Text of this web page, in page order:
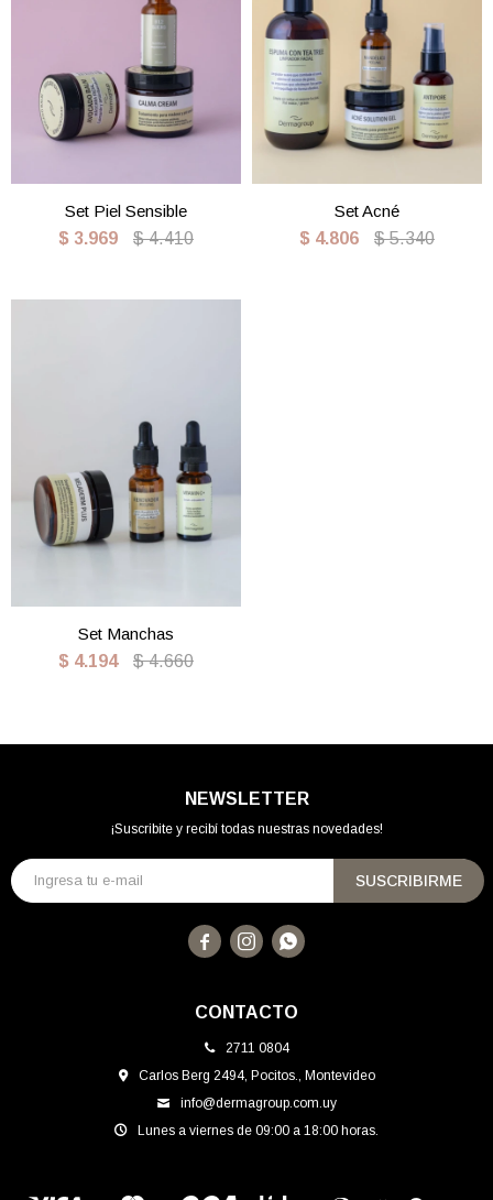
Set Piel Sensible
$ 3.969 $ 4.410
Set Acné
$ 4.806 $ 5.340
Set Manchas
$ 4.194 $ 4.660
CONTACTO
2711 0804
Carlos Berg 2494, Pocitos., Montevideo
info@dermagroup.com.uy
Lunes a viernes de 09:00 a 18:00 horas.
NEWSLETTER
¡Suscribite y recibí todas nuestras novedades!
SUSCRIBIRME
  